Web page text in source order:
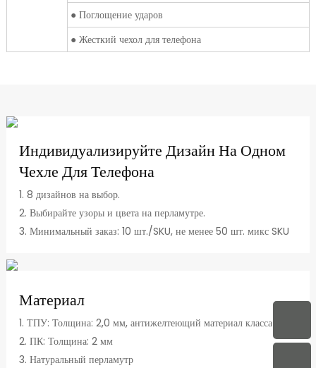
● Поглощение ударов
● Жесткий чехол для телефона
Индивидуализируйте Дизайн На Одном
Чехле Для Телефона
1. 8 дизайнов на выбор.
2. Выбирайте узоры и цвета на перламутре.
3. Минимальный заказ: 10 шт./SKU, не менее 50 шт. микс SKU
Материал
1. ТПУ: Толщина: 2,0 мм, антижелтеющий материал класса 4.5
2. ПК: Толщина: 2 мм
3. Натуральный перламутр